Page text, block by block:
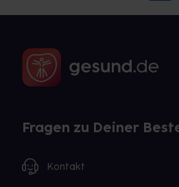
Fragen zu Deiner
Kontakt